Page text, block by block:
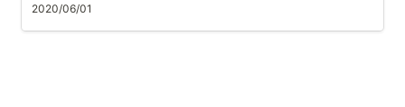
2020/06/01